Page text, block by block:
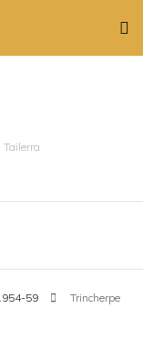
59 Trincherpe